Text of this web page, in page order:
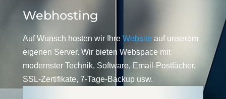
Webhosting
Auf Wunsch hosten wir Ihre Website auf unserem
eigenen Server. Wir bieten Webspace mit
modernster Technik, Software, Email-Postfächer,
SSL-Zertifikate, 7-Tage-Backup usw.